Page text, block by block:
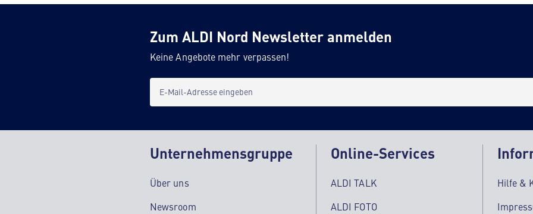
Zum ALDI Nord Newsletter anmelden
Keine Angebote mehr verpassen!
E-Mail-Adresse eingeben
Unternehmensgruppe
Über uns
Newsroom
Online-Services
ALDI TALK
ALDI FOTO
Hilfe &